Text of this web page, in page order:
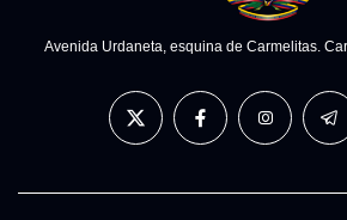
Avenida Urdaneta, esquina de Carmelitas.